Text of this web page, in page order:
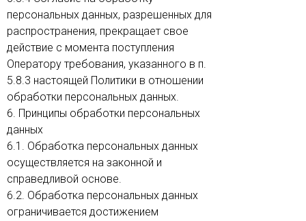
персональных данных, разрешенных для
распространения, прекращает свое
действие с момента поступления
Оператору требования, указанного в п.
5.8.3 настоящей Политики в отношении
обработки персональных данных.
6. Принципы обработки персональных
данных
6.1. Обработка персональных данных
осуществляется на законной и
справедливой основе.
6.2. Обработка персональных данных
ограничивается достижением